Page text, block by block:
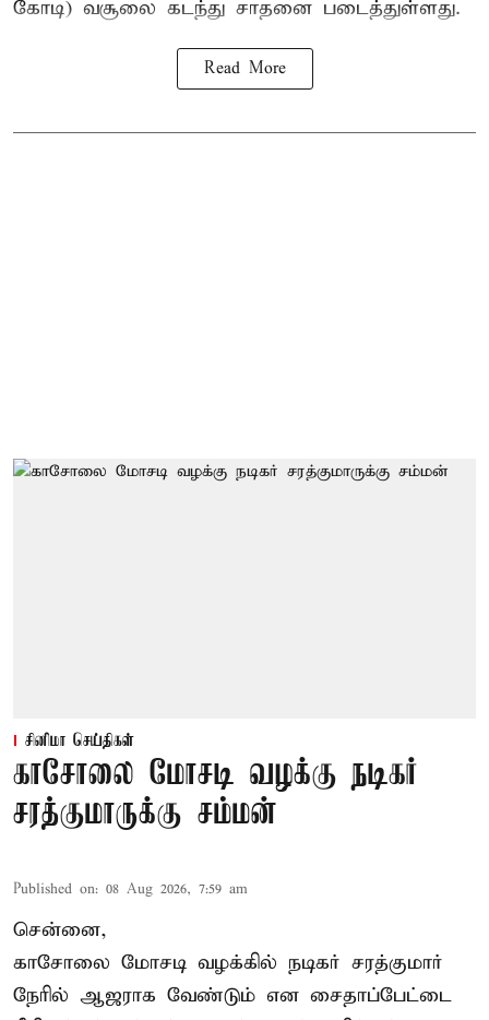
கோடி) வசூலை கடந்து சாதனை படைத்துள்ளது.
Read More
சினிமா செய்திகள்
காசோலை மோசடி வழக்கு நடிகர்
சரத்குமாருக்கு சம்மன்
Published on: 08 Aug 2026, 7:59 am
சென்னை,
காசோலை மோசடி வழக்கில் நடிகர் சரத்குமார்
நேரில் ஆஜராக வேண்டும் என சைதாப்பேட்டை